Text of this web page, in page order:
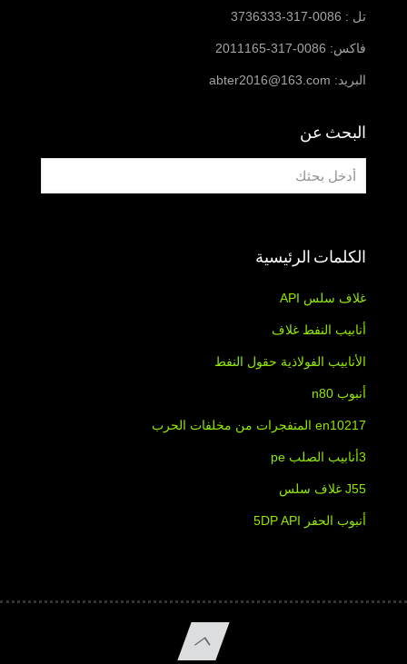
تل : 0086-317-3736333
فاكس: 0086-317-2011165
البريد: abter2016@163.com
البحث عن
الكلمات الرئيسية
غلاف سلس API
أنابيب النفط غلاف
الأنابيب الفولاذية حقول النفط
أنبوب n80
en10217 المتفجرات من مخلفات الحرب
3أنابيب الصلب pe
J55 غلاف سلس
أنبوب الحفر 5DP API